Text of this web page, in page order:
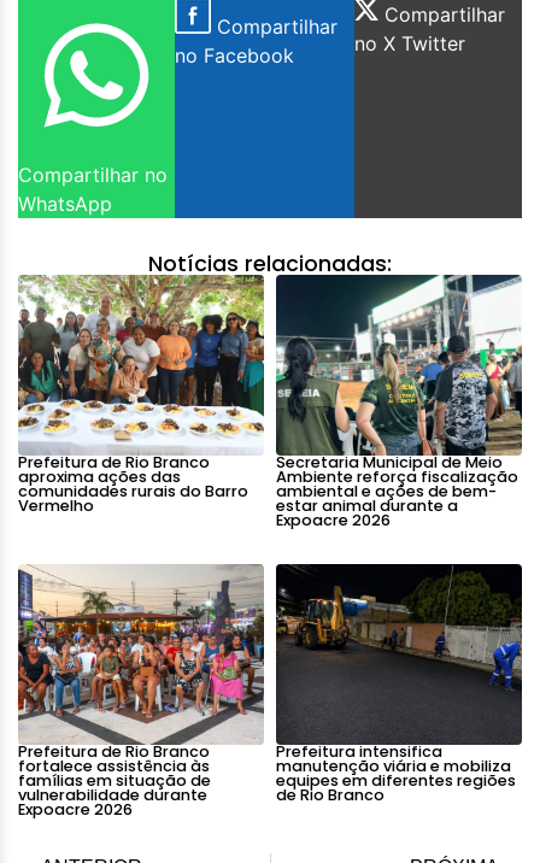
Compartilhar no
WhatsApp
Compartilhar
no Facebook
Compartilhar
no X Twitter
Notícias relacionadas:
Prefeitura de Rio Branco
aproxima ações das
comunidades rurais do Barro
Vermelho
Secretaria Municipal de Meio
Ambiente reforça fiscalização
ambiental e ações de bem-
estar animal durante a
Expoacre 2026
Prefeitura de Rio Branco
fortalece assistência às
famílias em situação de
vulnerabilidade durante
Expoacre 2026
Prefeitura intensifica
manutenção viária e mobiliza
equipes em diferentes regiões
de Rio Branco